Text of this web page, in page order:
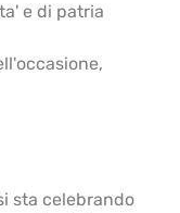
e di patria
sta celebrando